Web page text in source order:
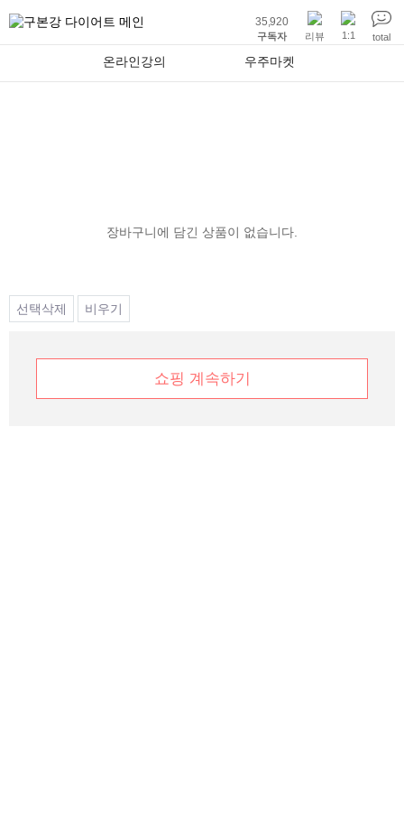
온라인강의 우주마켓
35,920
구독자 리뷰 1:1 total
장바구니에 담긴 상품이 없습니다.
선택삭제 비우기
쇼핑 계속하기